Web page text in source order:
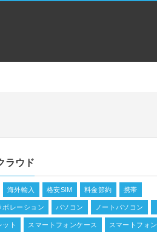
ラウド
海外輸入 格安SIM 料金節約 携帯
ボレーション パソコン ノートパソコン
ット スマートフォンケース スマートフォン